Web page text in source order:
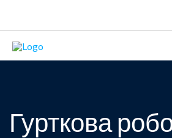
Гурткова